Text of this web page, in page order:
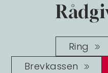
Ring
Brevkassen